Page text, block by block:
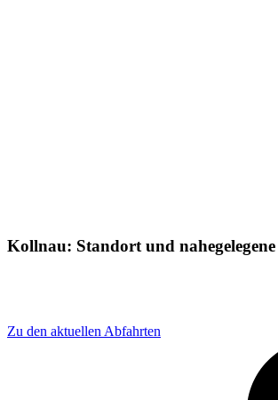
Kollnau: Standort und
Zu den aktuellen Abfahrten